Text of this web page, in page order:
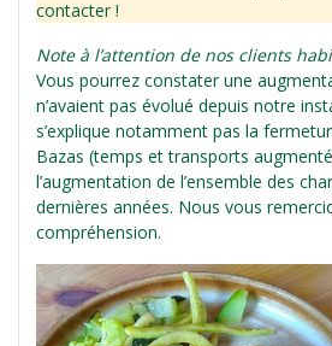
contacter !
Note à l’attention de nos clients
Vous pourrez constater une
n’avaient pas évolué depuis notre
s’explique notamment pas la
Bazas (temps et transports
l’augmentation de l’ensemble des
dernières années. Nous vous
compréhension.